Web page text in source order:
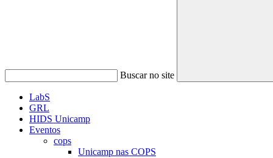
Buscar no site
LabS
GRL
HIDS Unicamp
Eventos
cops
Unicamp nas COPS